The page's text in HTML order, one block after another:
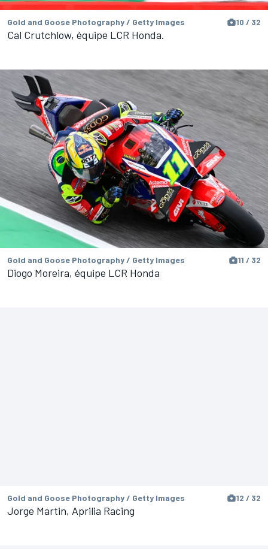
Gold and Goose Photography / Getty Images 10 / 32
Cal Crutchlow, équipe LCR Honda.
Gold and Goose Photography / Getty Images 11 / 32
Diogo Moreira, équipe LCR Honda
Gold and Goose Photography / Getty Images 12 / 32
Jorge Martin, Aprilia Racing